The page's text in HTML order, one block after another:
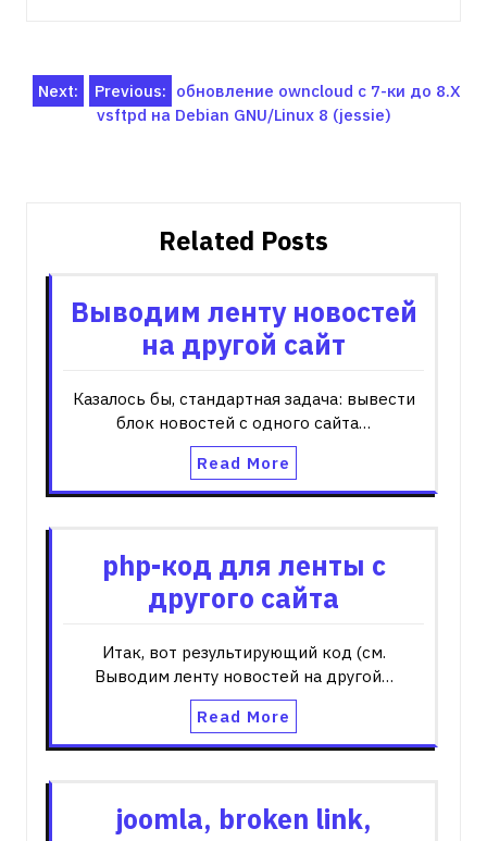
Навигация
Previous: обновление owncloud с 7-ки до 8.X
Next:
vsftpd на Debian GNU/Linux 8 (jessie)
Related Posts
Выводим ленту новостей
на другой сайт
Казалось бы, стандартная задача: вывести
блок новостей с одного сайта…
Read More
php-код для ленты с
другого сайта
Итак, вот результирующий код (см.
Выводим ленту новостей на другой…
Read More
joomla, broken link,